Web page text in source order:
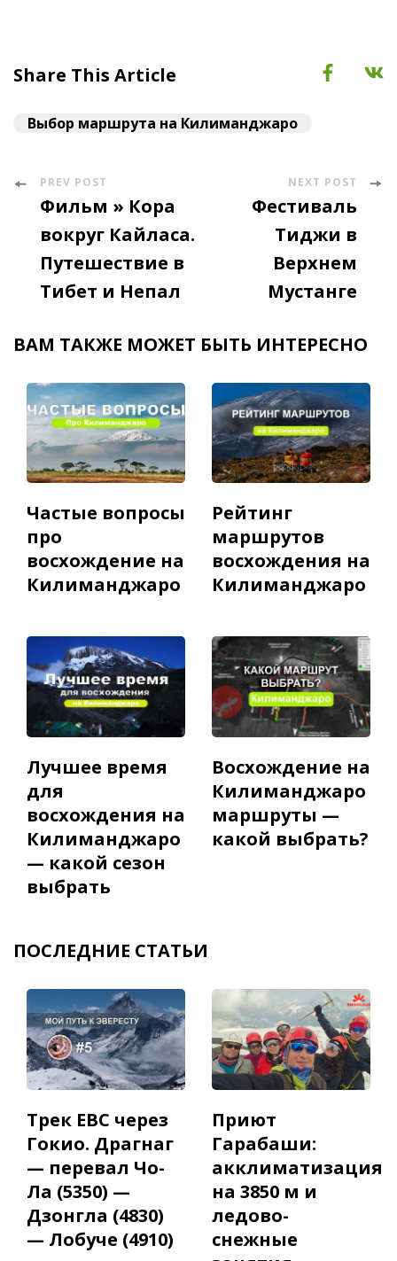
Share This Article
Выбор маршрута на Килиманджаро
Post
Navigation
PREV POST
Фильм » Кора
вокруг Кайласа.
Путешествие в
Тибет и Непал
NEXT POST
Фестиваль
Тиджи в
Верхнем
Мустанге
ВАМ ТАКЖЕ МОЖЕТ БЫТЬ ИНТЕРЕСНО
Частые вопросы
про
восхождение на
Килиманджаро
Рейтинг
маршрутов
восхождения на
Килиманджаро
Лучшее время
для
восхождения на
Килиманджаро
— какой сезон
выбрать
Восхождение на
Килиманджаро
маршруты —
какой выбрать?
ПОСЛЕДНИЕ СТАТЬИ
Трек EBC через
Гокио. Драгнаг
— перевал Чо-
Ла (5350) —
Дзонгла (4830)
— Лобуче (4910)
Приют
Гарабаши:
акклиматизация
на 3850 м и
ледово-
снежные